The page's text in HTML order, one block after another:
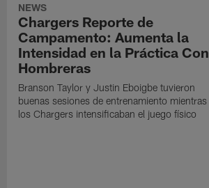
NEWS
Chargers Reporte de
Campamento: Aumenta la
Intensidad en la Práctica Con
Hombreras
Branson Taylor y Justin Eboigbe tuvieron
buenas sesiones de entrenamiento mientras
los Chargers intensificaban el juego físico